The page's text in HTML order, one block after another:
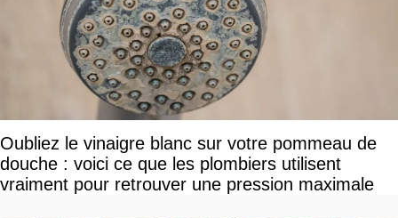
Oubliez le vinaigre blanc sur votre pommeau de
douche : voici ce que les plombiers utilisent
vraiment pour retrouver une pression maximale